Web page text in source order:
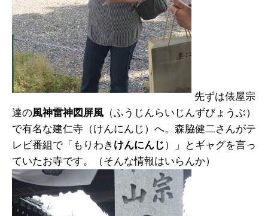
先ずは俵屋宗
達の風神雷神図屏風 （ふうじんらいじんずびょうぶ）
で有名な建仁寺（けんにんじ）へ。森脇健二さんがテ
レビ番組で「もりわき けんにんじ）」とギャグを言っ
ていたお寺です。（そんな情報はいらんか）